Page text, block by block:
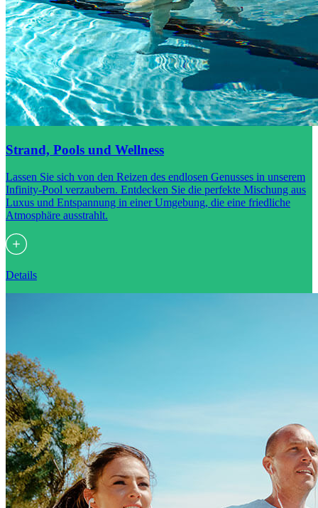
Strand, Pools und Wellness
Lassen Sie sich von den Reizen des endlosen Genusses in unserem
Infinity-Pool verzaubern. Entdecken Sie die perfekte Mischung aus
Luxus und Entspannung in einer Umgebung, die eine friedliche
Atmosphäre ausstrahlt.
Details